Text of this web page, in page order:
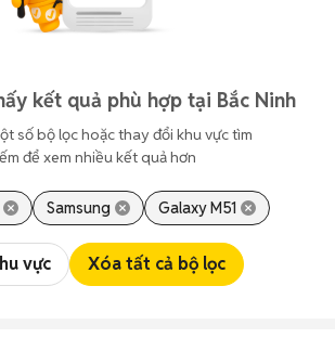
kết quả phù hợp tại Bắc Ninh
số bộ lọc hoặc thay đổi khu vực tìm
để xem nhiều kết quả hơn
Samsung Galaxy M51
vực Xóa tất cả bộ lọc